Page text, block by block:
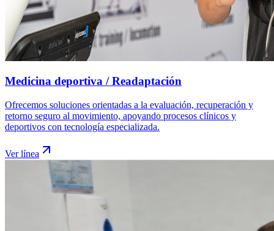
Medicina deportiva / Readaptación
Ofrecemos soluciones orientadas a la evaluación, recuperación y
retorno seguro al movimiento, apoyando procesos clínicos y
deportivos con tecnología especializada.
Ver línea